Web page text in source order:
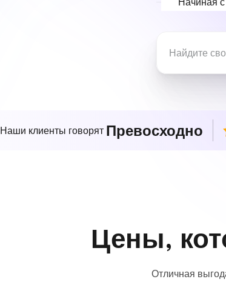
Наши клиенты говорят Превосходно
Цены,
Отличная